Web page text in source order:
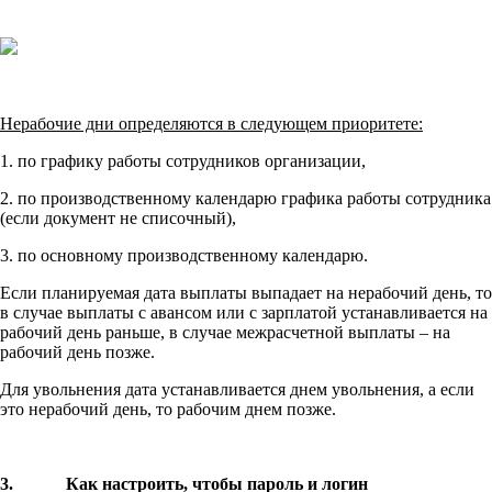
Нерабочие дни определяются в следующем приоритете:
1. по графику работы сотрудников организации,
2. по производственному календарю графика работы сотрудника
(если документ не списочный),
3. по основному производственному календарю.
Если планируемая дата выплаты выпадает на нерабочий день, то
в случае выплаты с авансом или с зарплатой устанавливается на
рабочий день раньше, в случае межрасчетной выплаты – на
рабочий день позже.
Для увольнения дата устанавливается днем увольнения, а если
это нерабочий день, то рабочим днем позже.
3. Как настроить, чтобы пароль и логин